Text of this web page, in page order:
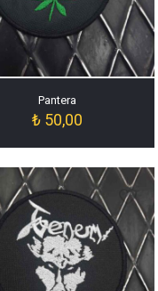
Pantera
₺ 50,00